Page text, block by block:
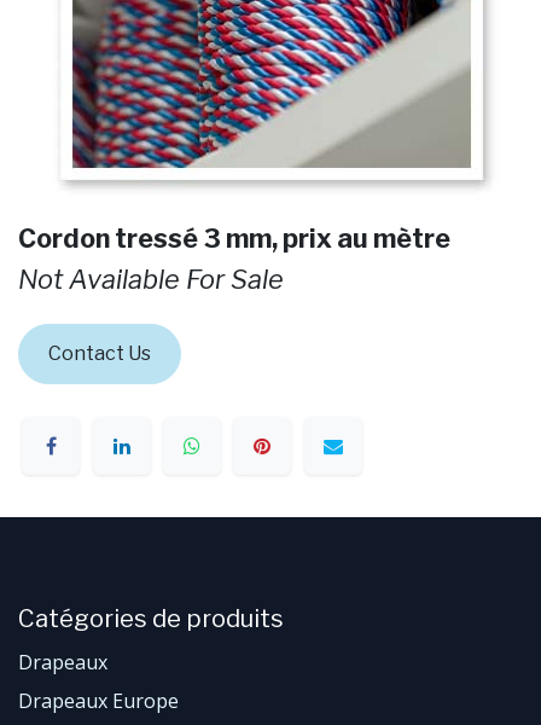
Cordon tressé 3 mm, prix au mètre
Not Available For Sale
Contact Us
Catégories de produits
Drapeaux
Drapeaux Europe